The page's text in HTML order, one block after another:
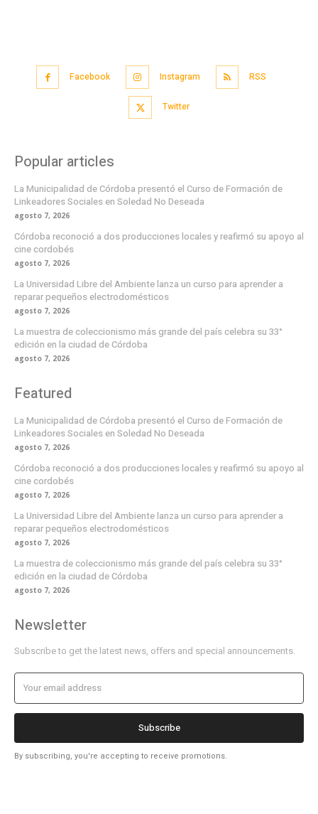
Facebook Instagram RSS
Twitter
Popular articles
La Municipalidad de Córdoba presentó el Curso de Formación de
Linkeadores Sociales en Soledad No Deseada
agosto 7, 2026
Córdoba reconoció a dos producciones locales y reafirmó su apoyo al
cine cordobés
agosto 7, 2026
La Universidad Libre del Ambiente lanza un curso para aprender a
reparar pequeños electrodomésticos
agosto 7, 2026
La muestra de coleccionismo más grande del país celebra su 33°
edición en la ciudad de Córdoba
agosto 7, 2026
Featured
La Municipalidad de Córdoba presentó el Curso de Formación de
Linkeadores Sociales en Soledad No Deseada
agosto 7, 2026
Córdoba reconoció a dos producciones locales y reafirmó su apoyo al
cine cordobés
agosto 7, 2026
La Universidad Libre del Ambiente lanza un curso para aprender a
reparar pequeños electrodomésticos
agosto 7, 2026
La muestra de coleccionismo más grande del país celebra su 33°
edición en la ciudad de Córdoba
agosto 7, 2026
Newsletter
Subscribe to get the latest news, offers and special announcements.
Subscribe
By subscribing, you're accepting to receive promotions.